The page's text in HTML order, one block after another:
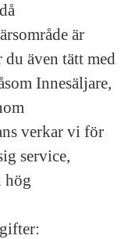
är
även tätt med
Innesäljare,
verkar vi för
service,
hög